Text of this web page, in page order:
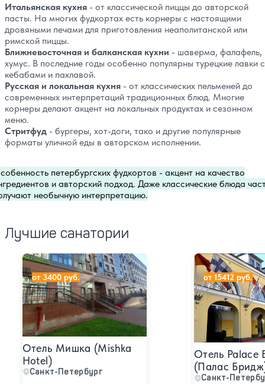
Итальянская кухня - от классической пиццы до авторской
пасты. На многих фудкортах есть корнеры с настоящими
дровяными печами для приготовления неаполитанской или
римской пиццы.
Ближневосточная и балканская кухни - шаверма, фалафель,
хумус. В последние годы особенно популярны турецкие лавки с
кебабами и пахлавой.
Русская и локальная кухня - от классических пельменей до
современных интерпретаций традиционных блюд. Многие
корнеры делают акцент на локальных продуктах и сезонном
меню.
Стритфуд - бургеры, хот-доги, тако и другие популярные
форматы уличной еды в авторском исполнении.
петербургских фудкортов - акцент на качество
и авторский подход. Даже классические блюда
необычную интерпретацию.
Лучшие санатории
Отель Мишка (Mishka
Hotel)
Санкт-Петербург
Отель Мишка (Mishka Hotel)
от 3400 руб.
Отель Palace
(Палас
Санкт-
Отель Palace
от 15412 руб.